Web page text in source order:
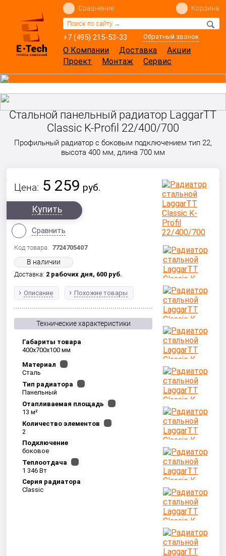
+7 (495) 215-53-33 Обратный звонок
Сравнение Корзина
О Компании Доставка
Акции
Проект
Монтаж Сервис
Стальной панельный радиатор LaggarTT
Classic K-Profil 22/400/700
Профильный радиатор с боковым подключением тип 22,
высота 400 мм, длина 700 мм
Цена: 5 259 руб.
Купить
Сравнить
Код товара: 7724705407
В наличии
Доставка: 2 рабочих дня, 600 руб.
Описание Похожие товары
Технические характеристики
Габариты товара
400x700x100 мм
Материал
Сталь
Тип радиатора
Панельный
Отапливаемая площадь
13 м²
Количество элементов
2
Подключение
боковое
Теплоотдача
1 346 Вт
Серия радиатора
Classic